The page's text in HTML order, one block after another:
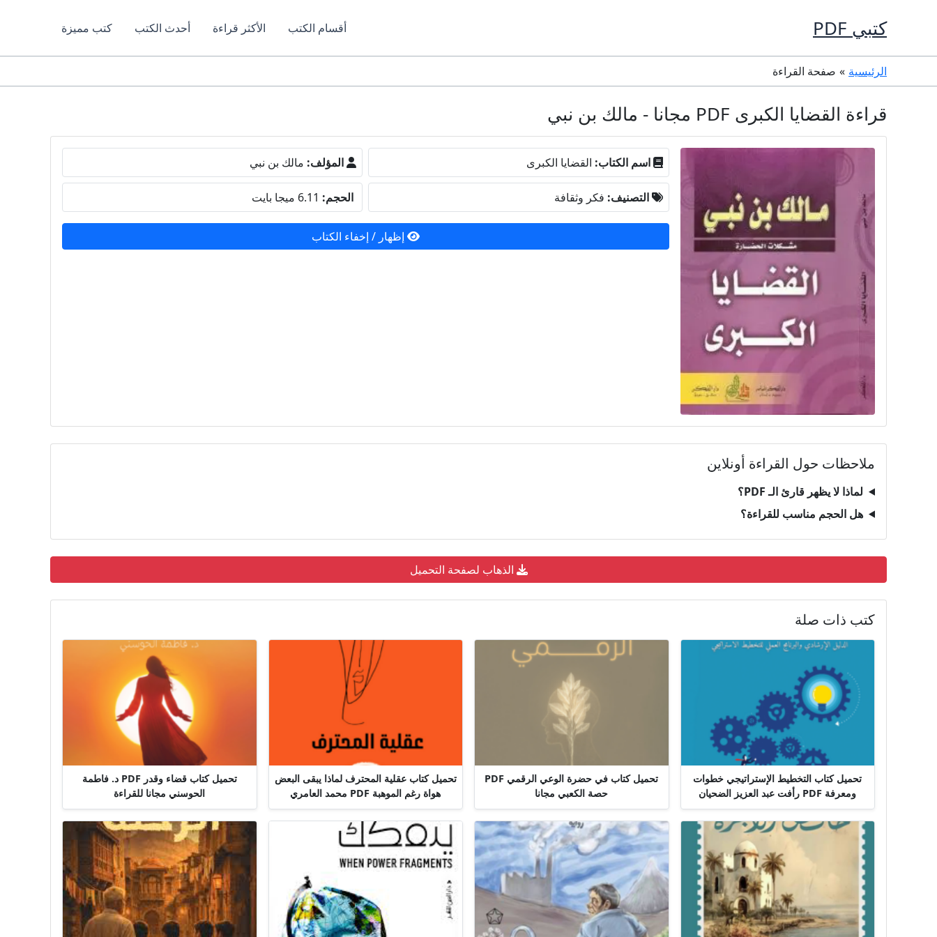
كتبي PDF أقسام الكتب الأكثر قراءة أحدث الكتب كتب مميزة
الرئيسية صفحة القراءة
قراءة القضايا الكبرى PDF مجانا - مالك بن نبي
اسم الكتاب: القضايا الكبرى المؤلف: مالك بن نبي
التصنيف: فكر وثقافة الحجم:
إظهار / إخفاء الكتاب
ملاحظات حول القراءة أونلاين
لماذا لا يظهر قارئ الـ PDF؟
هل الحجم مناسب للقراءة؟
الذهاب لصفحة التحميل
كتب ذات صلة
تحميل كتاب التخطيط الإستراتيجي خطوات
ومعرفة PDF رأفت عبد العزيز الضحيان
تحميل كتاب في حضرة الوعي الرقمي PDF
حصة الكعبي مجانا
تحميل كتاب عقلية المحترف لماذا يبقى البعض
هواة رغم الموهبة PDF محمد العامري
تحميل كتاب قضاء وقدر PDF د. فاطمة
الحوسني مجانا للقراءة